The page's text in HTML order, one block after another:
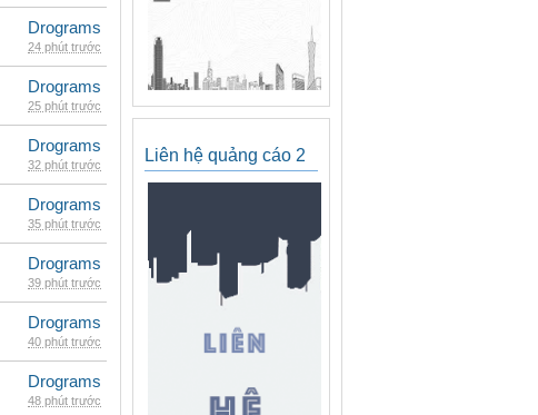
Drograms
24 phút trước
Drograms
25 phút trước
Drograms
32 phút trước
Drograms
35 phút trước
Drograms
39 phút trước
Drograms
40 phút trước
Drograms
48 phút trước
Liên hệ quảng cáo 2